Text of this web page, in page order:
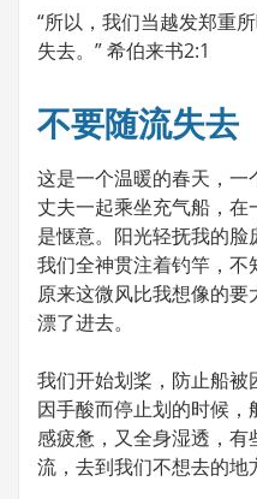
“所以，我们当越发郑重
失去。” 希伯来书2:1
不要随流失去
这是一个温暖的春天，
丈夫一起乘坐充气船，
是惬意。阳光轻抚我的脸
我们全神贯注着钓竿，不
原来这微风比我想像的
漂了进去。
我们开始划桨，防止船
因手酸而停止划的时候
感疲惫，又全身湿透，
流，去到我们不想去的地